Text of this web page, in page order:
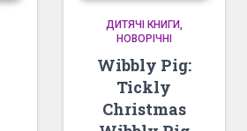
ДИТЯЧІ КНИГИ
НОВОРІЧНІ
Wibbly Pig:
Tickly
Christmas